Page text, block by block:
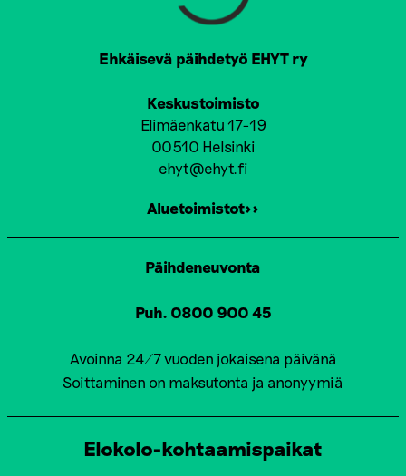
Ehkäisevä päihdetyö EHYT ry
Keskustoimisto
Elimäenkatu 17-19
00510 Helsinki
ehyt@ehyt.fi
Aluetoimistot>>
Päihdeneuvonta
Puh. 0800 900 45
Avoinna 24/7 vuoden jokaisena päivänä
Soittaminen on maksutonta ja anonyymiä
Elokolo-kohtaamispaikat